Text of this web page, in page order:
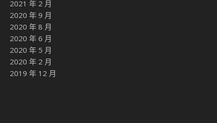
2021 年 2 月
2020 年 9 月
2020 年 8 月
2020 年 6 月
2020 年 5 月
2020 年 2 月
2019 年 12 月